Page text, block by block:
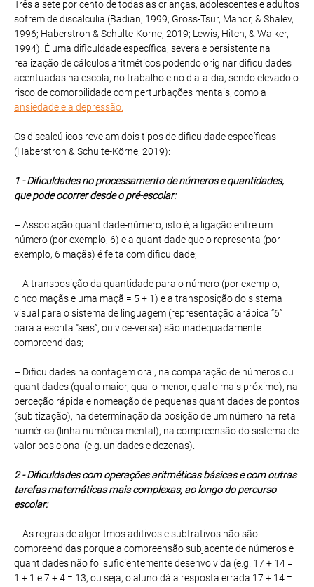
Três a sete por cento de todas as crianças, adolescentes e adultos
sofrem de discalculia (Badian, 1999; Gross-Tsur, Manor, & Shalev,
1996; Haberstroh & Schulte-Körne, 2019; Lewis, Hitch, & Walker,
1994). É uma dificuldade específica, severa e persistente na
realização de cálculos aritméticos podendo originar dificuldades
acentuadas na escola, no trabalho e no dia-a-dia, sendo elevado o
risco de comorbilidade com perturbações mentais, como a
ansiedade e a depressão.
Os discalcúlicos revelam dois tipos de dificuldade específicas
(Haberstroh & Schulte-Körne, 2019):
1 - Dificuldades no processamento de números e quantidades,
que pode ocorrer desde o pré-escolar:
– Associação quantidade-número, isto é, a ligação entre um
número (por exemplo, 6) e a quantidade que o representa (por
exemplo, 6 maçãs) é feita com dificuldade;
– A transposição da quantidade para o número (por exemplo,
cinco maçãs e uma maçã = 5 + 1) e a transposição do sistema
visual para o sistema de linguagem (representação arábica “6”
para a escrita “seis”, ou vice-versa) são inadequadamente
compreendidas;
– Dificuldades na contagem oral, na comparação de números ou
quantidades (qual o maior, qual o menor, qual o mais próximo), na
perceção rápida e nomeação de pequenas quantidades de pontos
(subitização), na determinação da posição de um número na reta
numérica (linha numérica mental), na compreensão do sistema de
valor posicional (e.g. unidades e dezenas).
2 - Dificuldades com operações aritméticas básicas e com outras
tarefas matemáticas mais complexas, ao longo do percurso
escolar:
– As regras de algoritmos aditivos e subtrativos não são
compreendidas porque a compreensão subjacente de números e
quantidades não foi suficientemente desenvolvida (e.g. 17 + 14 =
1 + 1 e 7 + 4 = 13, ou seja, o aluno dá a resposta errada 17 + 14 =